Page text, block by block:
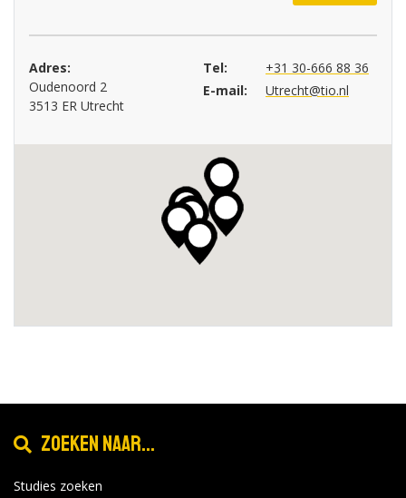
Adres:
Oudenoord 2
3513 ER Utrecht
Tel:
+31 30-666 88 36
E-mail:
Utrecht@tio.nl
Zoeken naar...
Studies zoeken